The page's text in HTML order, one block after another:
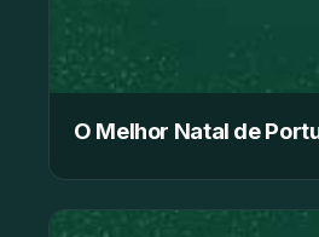
O Melhor Natal de